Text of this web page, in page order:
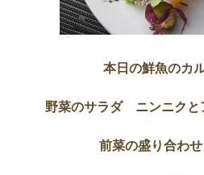
本日の鮮魚のカ
野菜のサラダ ニンニクと
前菜の盛り合わせ